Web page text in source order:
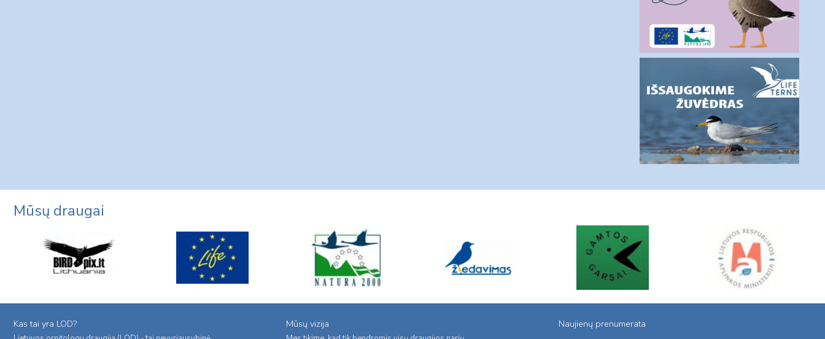
Mūsų draugai
Kas tai yra LOD? Mūsų vizija Naujienų prenumerata